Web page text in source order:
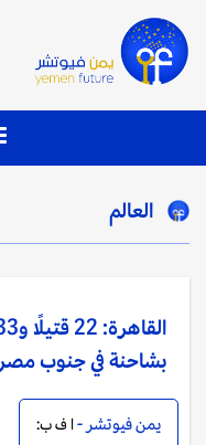
العالم
بشاحنة في جنوب مصر
يمن فيوتشر -ا ف ب: